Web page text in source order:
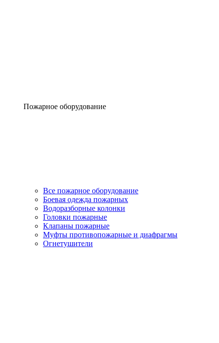
Пожарное оборудование
Все пожарное оборудование
Боевая одежда пожарных
Водоразборные колонки
Головки пожарные
Клапаны пожарные
Муфты противопожарные и диафрагмы
Огнетушители